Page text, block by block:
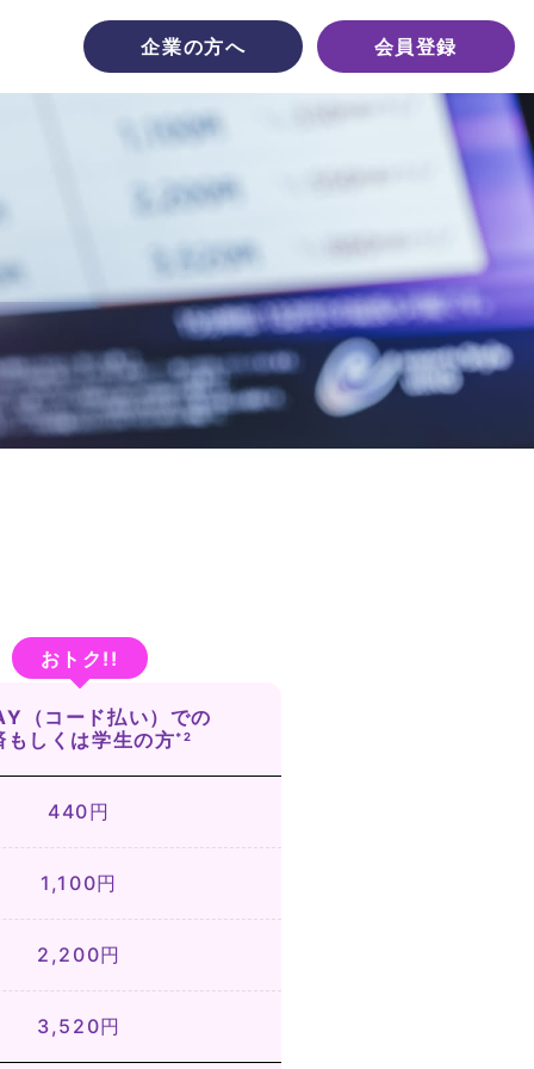
企業の方へ 会員登録
（コード払い）での
もしくは学生の方*2
440円
1,100円
2,200円
3,520円